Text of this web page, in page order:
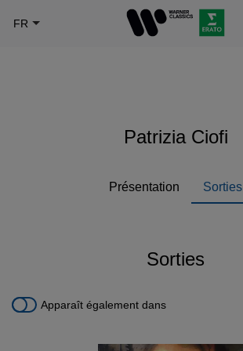
Patrizia Ciofi
Présentation Sorties
Sorties
Apparaît également dans